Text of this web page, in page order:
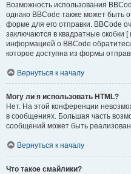
Возможность использования
однако BBCode также может быть
форме для его отправки. BBCode
заключаются в квадратные скобки
информацией о BBCode
которое доступна из формы
Вернуться к началу
Могу ли я использовать HTML?
Нет. На этой конференции
в сообщениях. Большая часть
сообщений может быть
Вернуться к началу
Что такое смайлики?